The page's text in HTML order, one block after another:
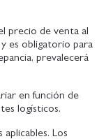
precio de venta al
es obligatorio para
prevalecerá
en función de
logísticos.
Los